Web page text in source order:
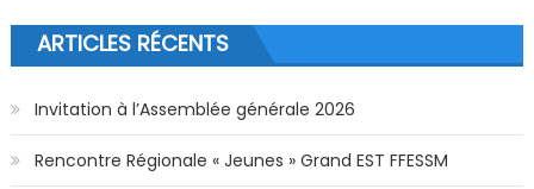
ARTICLES RÉCENTS
Invitation à l’Assemblée générale 2026
Rencontre Régionale « Jeunes » Grand EST FFESSM